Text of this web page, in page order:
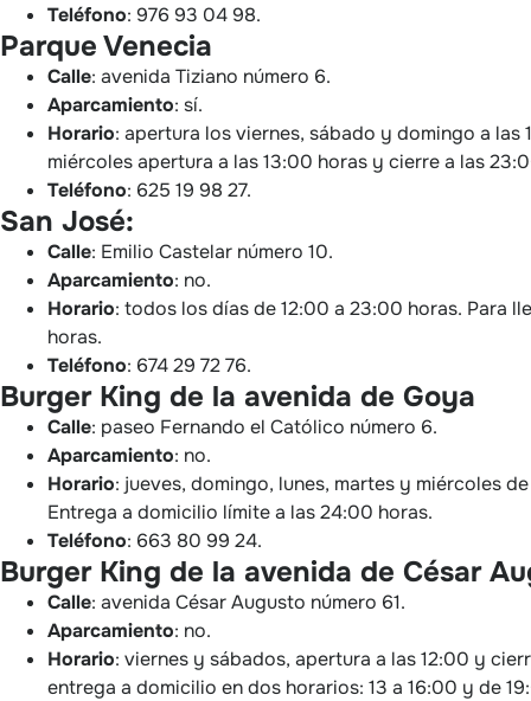
Teléfono: 976 93 04 98.
Parque Venecia
Calle: avenida Tiziano número 6.
Aparcamiento: sí.
Horario: apertura los viernes, sábado y domingo a
miércoles apertura a las 13:00 horas y cierre a las
Teléfono: 625 19 98 27.
San José:
Calle: Emilio Castelar número 10.
Aparcamiento: no.
Horario: todos los días de 12:00 a 23:00 horas. Para
horas.
Teléfono: 674 29 72 76.
Burger King de la avenida de Goya
Calle: paseo Fernando el Católico número 6.
Aparcamiento: no.
Horario: jueves, domingo, lunes, martes y miércoles
Entrega a domicilio límite a las 24:00 horas.
Teléfono: 663 80 99 24.
Burger King de la avenida de César
Calle: avenida César Augusto número 61.
Aparcamiento: no.
Horario: viernes y sábados, apertura a las 12:00 y
entrega a domicilio en dos horarios: 13 a 16:00 y de